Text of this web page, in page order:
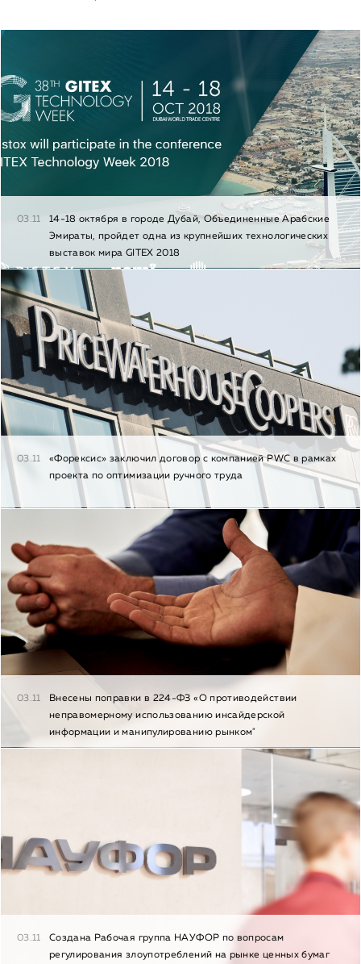
03.11
14-18 октября в городе Дубай, Объединенные Арабские
Эмираты, пройдет одна из крупнейших технологических
выставок мира GITEX 2018
03.11
«Форексис» заключил договор с компанией PWC в рамках
проекта по оптимизации ручного труда
03.11
Внесены поправки в 224-ФЗ «О противодействии
неправомерному использованию инсайдерской
информации и манипулированию рынком"
03.11
Создана Рабочая группа НАУФОР по вопросам
регулирования злоупотреблений на рынке ценных бумаг